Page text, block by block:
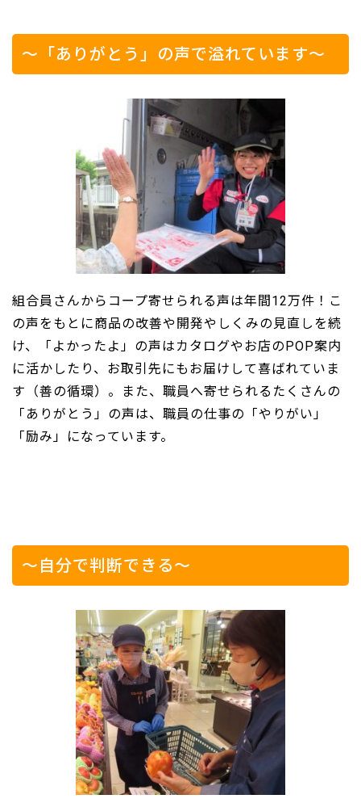
～「ありがとう」の声で溢れています～
組合員さんからコープ寄せられる声は年間12万件！こ
の声をもとに商品の改善や開発やしくみの見直しを続
け、「よかったよ」の声はカタログやお店のPOP案内
に活かしたり、お取引先にもお届けして喜ばれていま
す（善の循環）。また、職員へ寄せられるたくさんの
「ありがとう」の声は、職員の仕事の「やりがい」
「励み」になっています。
～自分で判断できる～